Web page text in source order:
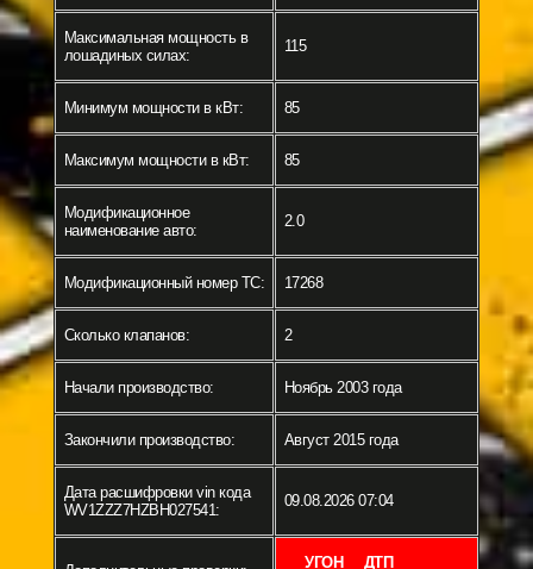
Максимальная мощность в
лошадиных силах:
115
Минимум мощности в кВт: 85
Максимум мощности в кВт: 85
Модификационное
наименование авто:
2.0
Модификационный номер ТС: 17268
Сколько клапанов: 2
Начали производство: Ноябрь 2003 года
Закончили производство: Август 2015 года
Дата расшифровки vin кода
WV1ZZZ7HZBH027541:
09.08.2026 07:04
УГОН ДТП